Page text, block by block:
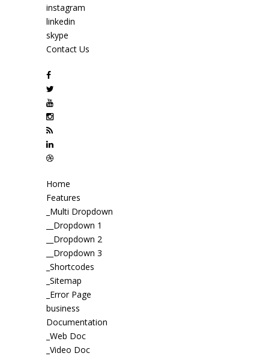
instagram
linkedin
skype
Contact Us
Home
Features
_Multi Dropdown
__Dropdown 1
__Dropdown 2
__Dropdown 3
_Shortcodes
_Sitemap
_Error Page
business
Documentation
_Web Doc
_Video Doc